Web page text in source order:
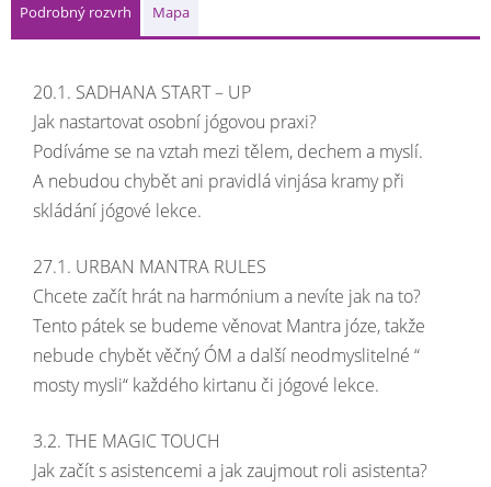
Podrobný rozvrh Mapa
20.1. SADHANA START – UP
Jak nastartovat osobní jógovou praxi?
Podíváme se na vztah mezi tělem, dechem a myslí.
A nebudou chybět ani pravidlá vinjása kramy při
skládání jógové lekce.
27.1. URBAN MANTRA RULES
Chcete začít hrát na harmónium a nevíte jak na to?
Tento pátek se budeme věnovat Mantra józe, takže
nebude chybět věčný ÓM a další neodmyslitelné “
mosty mysli“ každého kirtanu či jógové lekce.
3.2. THE MAGIC TOUCH
Jak začít s asistencemi a jak zaujmout roli asistenta?